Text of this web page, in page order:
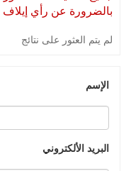
بالضرورة عن رأي إيلاف
لم يتم العثور على نتائج
الإسم
البريد الألكتروني